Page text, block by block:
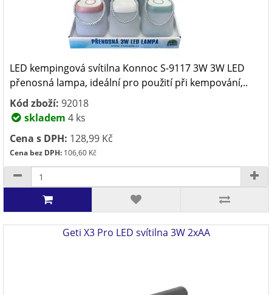
LED kempingová svítilna Konnoc S-9117 3W 3W LED
přenosná lampa, ideální pro použití při kempování,..
Kód zboží: 92018
skladem 4 ks
Cena s DPH: 128,99 Kč
Cena bez DPH: 106,60 Kč
Geti X3 Pro LED svítilna 3W 2xAA